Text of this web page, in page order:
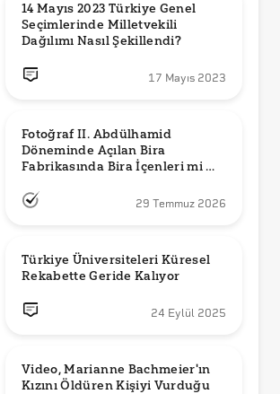
14 Mayıs 2023 Türkiye Genel
Seçimlerinde Milletvekili
Dağılımı Nasıl Şekillendi?
17 Mayıs 2023
Fotoğraf II. Abdülhamid
Döneminde Açılan Bira
Fabrikasında Bira İçenleri mi
29 Temmuz 2026
Türkiye Üniversiteleri Küresel
Rekabette Geride Kalıyor
24 Eylül 2025
Video, Marianne Bachmeier'ın
Kızını Öldüren Kişiyi Vurduğu